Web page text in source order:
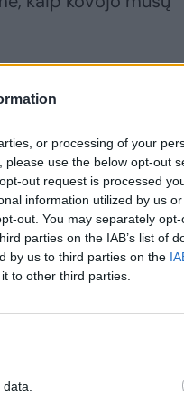
or processing of your
use the below opt-out
out request is processed
information utilized by us
out. You may separately
parties on the IAB’s list of
by us to third parties on the
to other third parties.
popiežiaus vizito
Selas įvažiavo į
– pareiškė jis
dainininko
būtų pasišaipęs iš
nes bijotų